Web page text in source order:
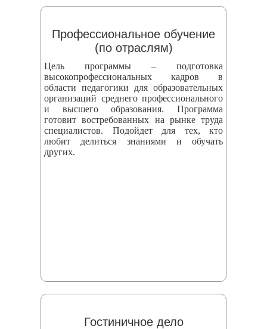
Профессиональное обучение
(по отраслям)
Цель программы – подготовка
высокопрофессиональных кадров в
области педагогики для образовательных
организаций среднего профессионального
и высшего образования. Программа
готовит востребованных на рынке труда
специалистов. Подойдет для тех, кто
любит делиться знаниями и обучать
других.
Гостиничное дело